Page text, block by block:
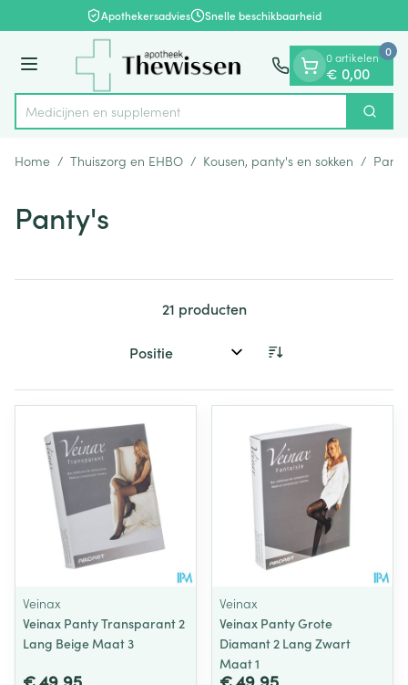
Ga naar de inhoudApothekersadvies Snelle beschikbaarheid
Menu
Product, merk, categorie...
Medic Zoek
0 artikelen
€ 0,00
0
Home / Thuiszorg en EHBO / Kousen, panty's en sokken /
Panty's
21 producten
Sorteer op:
Veinax
Veinax Panty Transparant 2
Lang Beige Maat 3
Veinax
Veinax Panty Grote
Diamant 2 Lang Zwart
Maat 1